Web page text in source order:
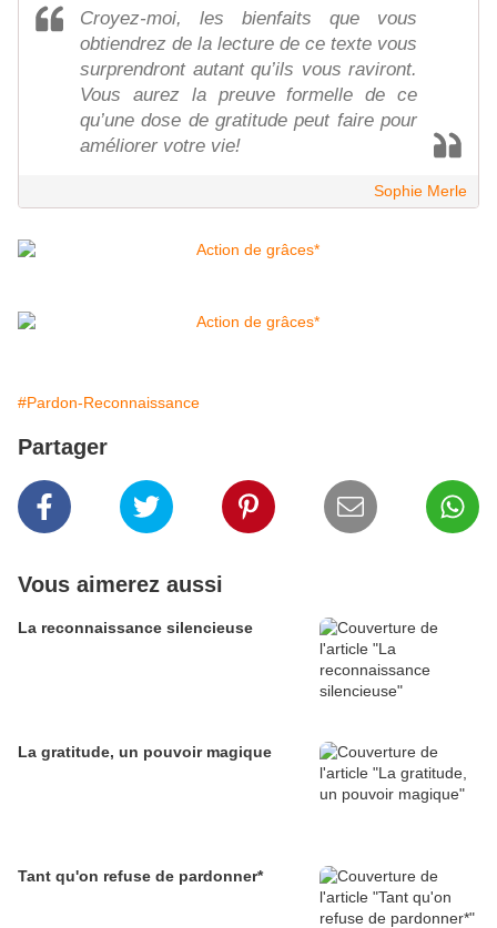
Croyez-moi, les bienfaits que vous
obtiendrez de la lecture de ce texte vous
surprendront autant qu’ils vous raviront.
Vous aurez la preuve formelle de ce
qu’une dose de gratitude peut faire pour
améliorer votre vie!
Sophie Merle
#Pardon-Reconnaissance
Partager
Vous aimerez aussi
La reconnaissance silencieuse
La gratitude, un pouvoir magique
Tant qu'on refuse de pardonner*